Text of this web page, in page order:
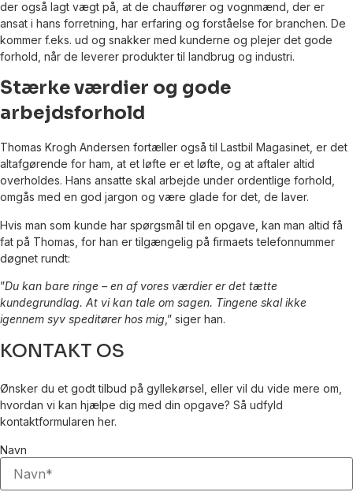
der også lagt vægt på, at de chauffører og vognmænd, der er
ansat i hans forretning, har erfaring og forståelse for branchen. De
kommer f.eks. ud og snakker med kunderne og plejer det gode
forhold, når de leverer produkter til landbrug og industri.
Stærke værdier og gode
arbejdsforhold
Thomas Krogh Andersen fortæller også til Lastbil Magasinet, er det
altafgørende for ham, at et løfte er et løfte, og at aftaler altid
overholdes. Hans ansatte skal arbejde under ordentlige forhold,
omgås med en god jargon og være glade for det, de laver.
Hvis man som kunde har spørgsmål til en opgave, kan man altid få
fat på Thomas, for han er tilgængelig på firmaets telefonnummer
døgnet rundt:
”Du kan bare ringe – en af vores værdier er det tætte
kundegrundlag. At vi kan tale om sagen. Tingene skal ikke
igennem syv speditører hos mig ,” siger han.
KONTAKT OS
Ønsker du et godt tilbud på gyllekørsel, eller vil du vide mere om,
hvordan vi kan hjælpe dig med din opgave? Så udfyld
kontaktformularen her.
Navn